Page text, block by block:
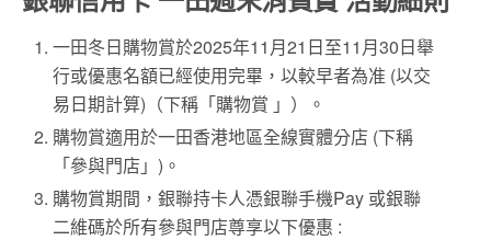
一田冬日購物賞於2025年11月21日至11月30日舉
行或優惠名額已經使用完畢，以較早者為准 (以交
易日期計算)（下稱「購物賞 」）。
購物賞適用於一田香港地區全線實體分店 (下稱
「參與門店」)。
購物賞期間，銀聯持卡人憑銀聯手機Pay 或銀聯
二維碼於所有參與門店尊享以下優惠 :